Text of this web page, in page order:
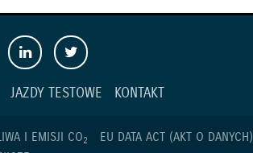
JAZDY TESTOWE KONTAKT
I EMISJI CO2 EU DATA ACT (AKT O DANYCH)